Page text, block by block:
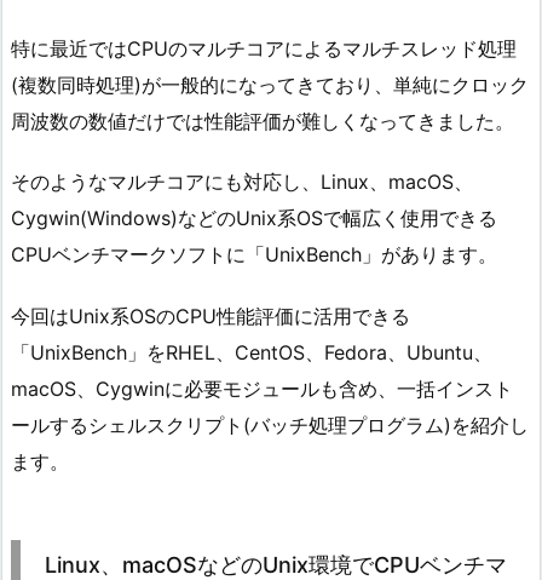
特に最近ではCPUのマルチコアによるマルチスレッド処理
(複数同時処理)が一般的になってきており、単純にクロック
周波数の数値だけでは性能評価が難しくなってきました。
そのようなマルチコアにも対応し、Linux、macOS、
Cygwin(Windows)などのUnix系OSで幅広く使用できる
CPUベンチマークソフトに「UnixBench」があります。
今回はUnix系OSのCPU性能評価に活用できる
「UnixBench」をRHEL、CentOS、Fedora、Ubuntu、
macOS、Cygwinに必要モジュールも含め、一括インスト
ールするシェルスクリプト(バッチ処理プログラム)を紹介し
ます。
Linux、macOSなどのUnix環境でCPUベンチマ